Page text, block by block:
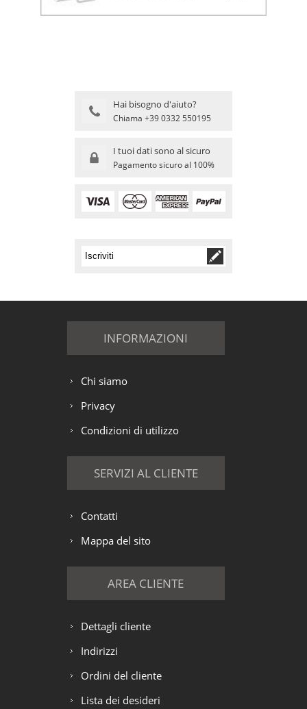
Hai bisogno d'aiuto?
Chiama +39 0332 550195
I tuoi dati sono al sicuro
Pagamento sicuro al 100%
INFORMAZIONI
Chi siamo
Privacy
Condizioni di utilizzo
SERVIZI AL CLIENTE
Contatti
Mappa del sito
AREA CLIENTE
Dettagli cliente
Indirizzi
Ordini del cliente
Lista dei desideri